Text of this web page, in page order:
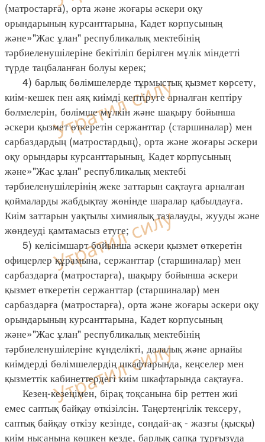
(матростарға), орта және жоғары әскери оқу
орындарының курсанттарына, Кадет корпусының
және»"Жас ұлан" республикалық мектебінің
тәрбиеленушілеріне бекітіліп берілген мүлік міндетті
түрде таңбаланған болуы керек;
4) барлық бөлімшелерде тұрмыстық қызмет көрсету,
киім-кешек пен аяқ киімді кептіруге арналған кептіру
бөлмелерін, бөлімше мүлкін және шақыру бойынша
әскери қызмет өткеретін сержанттар (старшиналар) мен
сарбаздардың (матростардың), орта және жоғары әскери
оқу орындары курсанттарының, Кадет корпусының
және»"Жас ұлан" республикалық мектебі
тәрбиеленушілерінің жеке заттарын сақтауға арналған
қоймаларды жабдықтау жөнінде шаралар қабылдауға.
Киім заттарын уақтылы химиялық тазалауды, жууды және
жөндеуді қамтамасыз етуге;
5) келісімшарт бойынша әскери қызмет өткеретін
офицерлер құрамына, сержанттар (старшиналар) мен
сарбаздарға (матростарға), шақыру бойынша әскери
қызмет өткеретін сержанттар (старшиналар) мен
сарбаздарға (матростарға), орта және жоғары әскери оқу
орындарының курсанттарына, Кадет корпусының
және»"Жас ұлан" республикалық мектебінің
тәрбиеленушілеріне күнделікті, далалық және арнайы
киімдерді бөлімшелердің шкафтарында, кеңселер мен
қызметтік кабинеттердегі киім шкафтарында сақтауға.
Кезең-кезеңімен, бірақ тоқсанына бір реттен жиі
емес саптық байқау өткізілсін. Таңертеңгілік тексеру,
саптық байқау өткізу кезінде, сондай-ақ - жазғы (қысқы)
киім нысанына көшкен кезде, барлық сапқа тұрғызуда